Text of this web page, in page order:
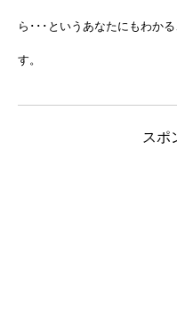
ら･･･というあなたにもわか
す。
スポ